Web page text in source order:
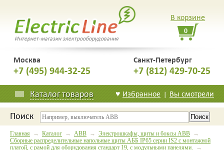
Интернет-магазин электрооборудования
Москва
+7 (495) 944-32-25
Санкт-Петербург
+7 (812) 429-70-25
В корзине
0
Каталог товаров ♥ Избранное | Вы смотрели
Поиск
Главная → Каталог → ABB → Электрошкафы, щиты и боксы ABB →
Сборные распределительные напольные щиты АББ IP65 серии IS2 с монтажной
платой, с рамой для оборудования стандарт 19, с модульными панелями. →